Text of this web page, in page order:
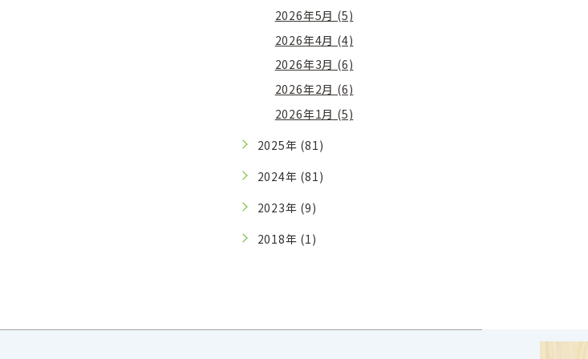
2026年5月 (5)
2026年4月 (4)
2026年3月 (6)
2026年2月 (6)
2026年1月 (5)
2025年 (81)
2024年 (81)
2023年 (9)
2018年 (1)